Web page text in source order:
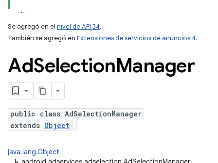
Se agregó en el nivel de API 34.
También se agregó en Extensiones de servicios de anuncios 4.
AdSelectionManager
public class AdSelectionManager
extends Object
java.lang.Object